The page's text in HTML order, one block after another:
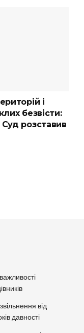
і
безвісти:
розставив
від
давності